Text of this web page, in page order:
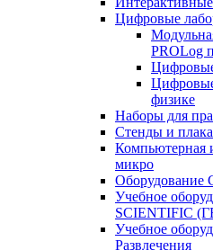
Цифровые
PROLog
физике
Наборы для
Стенды и
Компьютерная
микро
Оборудование
Учебное
SCIENTIFIC
Учебное
Развлечения